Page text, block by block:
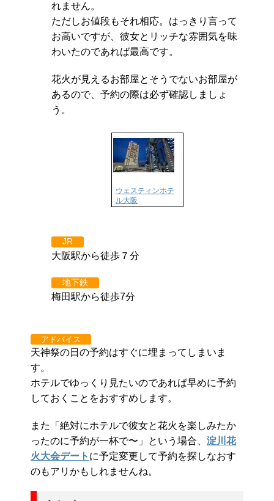
れません。
ただしお値段もそれ相応。はっきり言って
お高いですが、彼女とリッチな雰囲気を味
わいたのであれば最高です。
花火が見えるお部屋とそうでないお部屋が
あるので、予約の際は必ず確認しましょ
う。
ウェスティンホテ
ル大阪
JR
大阪駅から徒歩７分
地下鉄
梅田駅から徒歩7分
アドバイス
天神祭の日の予約はすぐに埋まってしまいま
す。
ホテルでゆっくり見たいのであれば早めに予約
しておくことをおすすめします。
また「絶対にホテルで彼女と花火を楽しみたか
ったのに予約が一杯で〜」という場合、 淀川花
火大会デート に予定変更して予約を探しなおす
のもアリかもしれませんね。